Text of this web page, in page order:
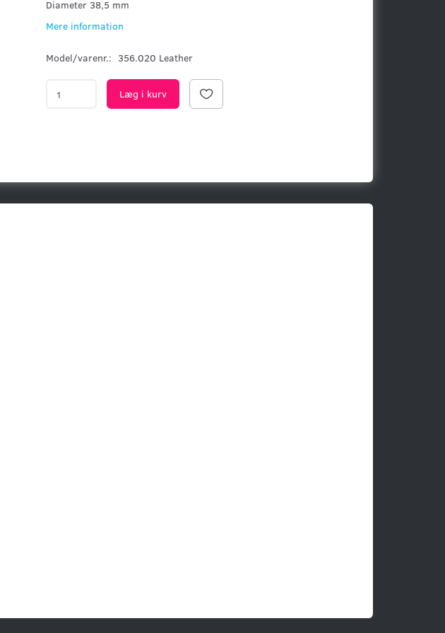
Diameter 38,5 mm
Mere information
Model/varenr.: 356.020 Leather
Læg i kurv